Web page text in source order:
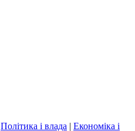
Політика і влада | Економіка і